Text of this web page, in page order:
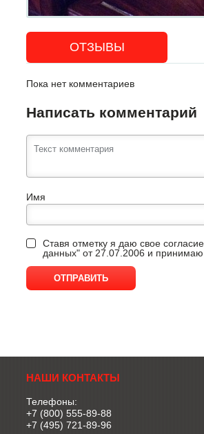
ОТЗЫВЫ
Пока нет комментариев
Написать комментарий
Имя
Ставя отметку я даю свое
данных" от 27.07.2006 и принимаю
НАШИ КОНТАКТЫ
Телефоны:
+7 (800) 555-89-88
+7 (495) 721-89-96